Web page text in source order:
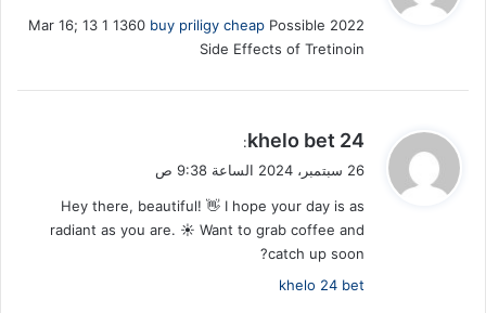
ل
2022 Mar 16; 13 1 1360
buy priligy cheap Possible
Side Effects of Tretinoin
ي
ق
ل
khelo bet 24
:
26 سبتمبر، 2024 الساعة 9:38 ص
Hey there, beautiful! 👋 I hope your day is as
radiant as you are. ☀️ Want to grab coffee and
catch up soon?
khelo 24 bet